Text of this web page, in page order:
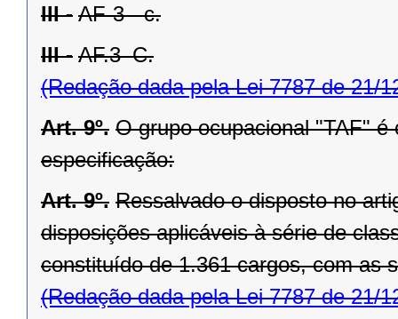
III - AF-3 - c.
III - AF.3–C.
(Redação dada pela Lei 7787 de 21/
Art. 9º. O grupo ocupacional "TAF"
especificação:
Art. 9º. Ressalvado o disposto no
disposições aplicáveis à série de
constituído de 1.361 cargos, com as
(Redação dada pela Lei 7787 de 21/